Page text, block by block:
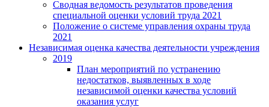
Сводная ведомость результатов проведения
специальной оценки условий труда 2021
Положение о системе управления охраны труда
2021
Независимая оценка качества деятельности учреждения
2019
План мероприятий по устранению
недостатков, выявленных в ходе
независимой оценки качества условий
оказания услуг